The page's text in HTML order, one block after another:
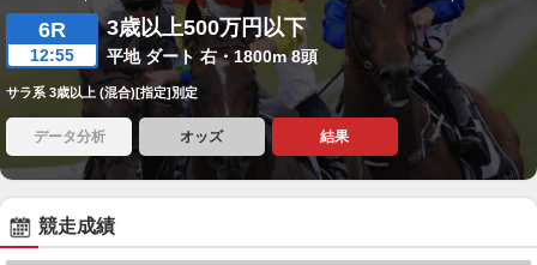
6R
12:55
3歳以上500万円以下
平地 ダート 右・1800m 8頭
サラ系 3歳以上 (混合)[指定]別定
データ分析 オッズ 結果
競走成績